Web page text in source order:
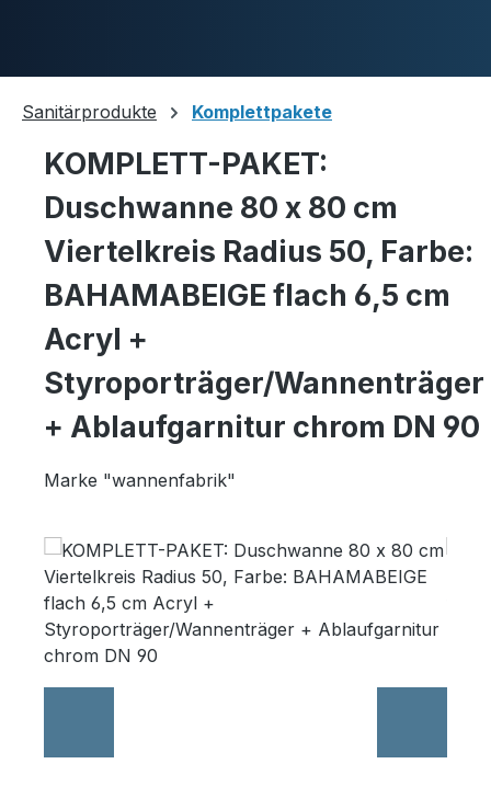
Duschwannen
Ablaufgarnituren
Komplettpakete
Ultraflache Systeme
Wannenträger
Sanitärprodukte Komplettpakete
KOMPLETT-PAKET:
Duschwanne 80 x 80 cm
Viertelkreis Radius 50, Farbe:
BAHAMABEIGE flach 6,5 cm
Acryl +
Styroporträger/Wannenträger
+ Ablaufgarnitur chrom DN 90
Marke "wannenfabrik"
Skip image gallery